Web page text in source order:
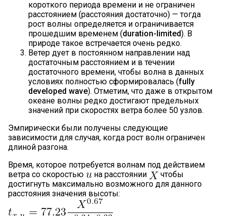
короткого периода времени и не ограничен
расстоянием (расстояния достаточно) — тогда
рост волны определяется и ограничивается
прошедшим временем (duration-limited). В
природе такое встречается очень редко.
Ветер дует в постоянном направлении над
достаточным расстоянием и в течении
достаточного времени, чтобы волна в данных
условиях полностью сформировалась (fully
developed wave). Отметим, что даже в открытом
океане волны редко достигают предельных
значений при скоростях ветра более 50 узлов.
Эмпирически были получены следующие
зависимости для случая, когда рост волн ограничен
длиной разгона.
Время, которое потребуется волнам под действием
ветра со скоростью
на расстоянии
чтобы
достигнуть максимально возможного для данного
расстояния значения высоты: